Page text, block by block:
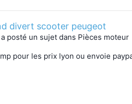
divert scooter peugeot
a posté un sujet dans Pièces moteur
pour les prix lyon ou envoie